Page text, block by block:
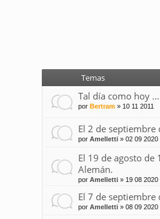
Temas
Tal día como hoy ...
por Bertram» 10 11 2011
El 2 de
por Amelletti» 02 09 2020
El 19 de agosto de
Alemán.
por Amelletti» 19 08 2020
El 7 de
por Amelletti» 08 09 2020